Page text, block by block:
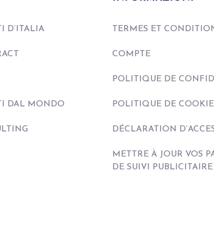
D’ITALIA
DAL MONDO
TERMES ET
COMPTE
POLITIQUE DE
POLITIQUE DE
DÉCLARATION
METTRE À JOUR VOS
DE SUIVI PUBLICITAIRE